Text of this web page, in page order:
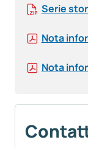
Serie
Nota
Nota